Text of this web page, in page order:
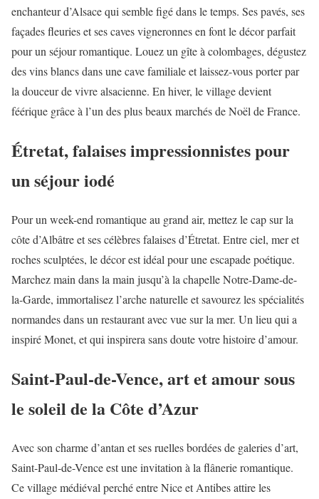
enchanteur d’Alsace qui semble figé dans le temps. Ses pavés, ses
façades fleuries et ses caves vigneronnes en font le décor parfait
pour un séjour romantique. Louez un gîte à colombages, dégustez
des vins blancs dans une cave familiale et laissez-vous porter par
la douceur de vivre alsacienne. En hiver, le village devient
féérique grâce à l’un des plus beaux marchés de Noël de France.
Étretat, falaises impressionnistes pour
un séjour iodé
Pour un week-end romantique au grand air, mettez le cap sur la
côte d’Albâtre et ses célèbres falaises d’Étretat. Entre ciel, mer et
roches sculptées, le décor est idéal pour une escapade poétique.
Marchez main dans la main jusqu’à la chapelle Notre-Dame-de-
la-Garde, immortalisez l’arche naturelle et savourez les spécialités
normandes dans un restaurant avec vue sur la mer. Un lieu qui a
inspiré Monet, et qui inspirera sans doute votre histoire d’amour.
Saint-Paul-de-Vence, art et amour sous
le soleil de la Côte d’Azur
Avec son charme d’antan et ses ruelles bordées de galeries d’art,
Saint-Paul-de-Vence est une invitation à la flânerie romantique.
Ce village médiéval perché entre Nice et Antibes attire les